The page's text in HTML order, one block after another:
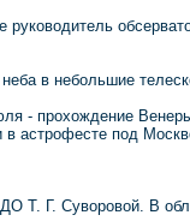
руководитель
в небольшие
- прохождение
в астрофесте под
Т. Г. Суворовой. В